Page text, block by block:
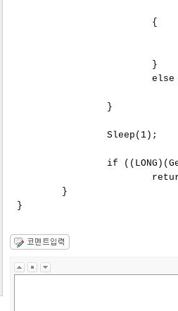
                        {
                        }
                        else
                }
                Sleep(1);
if
        }